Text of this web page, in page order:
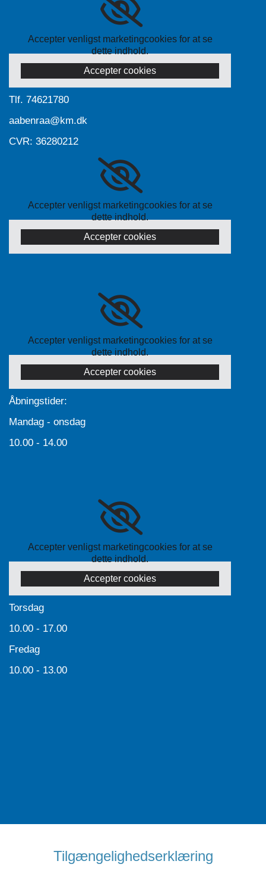
Accepter venligst marketingcookies for at se
dette indhold.
Accepter cookies
Tlf. 74621780
aabenraa@km.dk
CVR: 36280212
Accepter venligst marketingcookies for at se
dette indhold.
Accepter cookies
Accepter venligst marketingcookies for at se
dette indhold.
Accepter cookies
Åbningstider:
Mandag - onsdag
10.00 - 14.00
Accepter venligst marketingcookies for at se
dette indhold.
Accepter cookies
Torsdag
10.00 - 17.00
Fredag
10.00 - 13.00
Tilgængelighedserklæring